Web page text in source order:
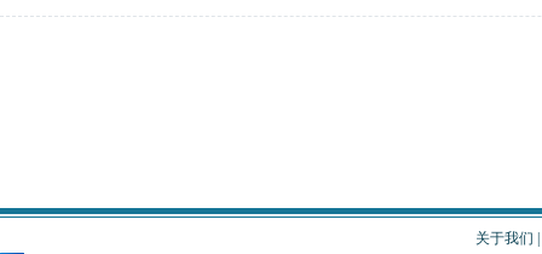
关于我们